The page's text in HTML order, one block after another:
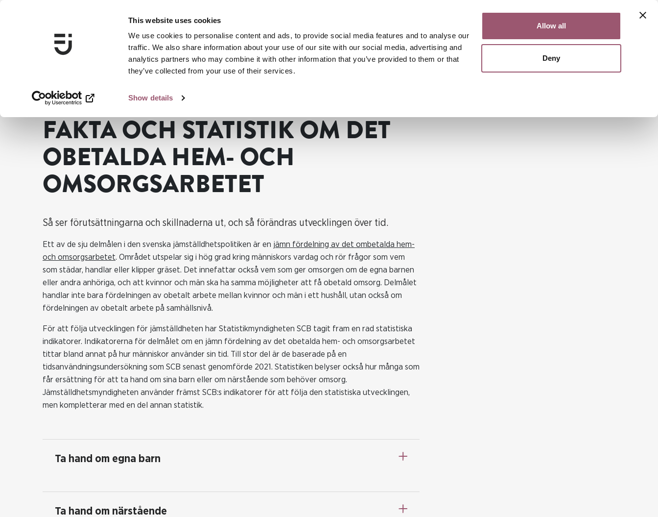
This website uses cookies
We use cookies to personalise content and ads, to provide social media features and to analyse our
traffic. We also share information about your use of our site with our social media, advertising and
analytics partners who may combine it with other information that you’ve provided to them or that
they’ve collected from your use of their services.
Show details
Allow all
DenySök
... Delmål 4: Jämn fördelning av det obetalda hem- och omsorgsarbetet
FAKTA OCH STATISTIK OM DET
OBETALDA HEM- OCH
OMSORGSARBETET
Så ser förutsättningarna och skillnaderna ut, och så förändras utvecklingen över tid.
Ett av de sju delmålen i den svenska jämställdhetspolitiken är en jämn fördelning av det ombetalda hem-
och omsorgsarbetet. Området utspelar sig i hög grad kring människors vardag och rör frågor som vem
som städar, handlar eller klipper gräset. Det innefattar också vem som ger omsorgen om de egna barnen
eller andra anhöriga, och att kvinnor och män ska ha samma möjligheter att få obetald omsorg. Delmålet
handlar inte bara fördelningen av obetalt arbete mellan kvinnor och män i ett hushåll, utan också om
fördelningen av obetalt arbete på samhällsnivå.
För att följa utvecklingen för jämställdheten har Statistikmyndigheten SCB tagit fram en rad statistiska
indikatorer. Indikatorerna för delmålet om en jämn fördelning av det obetalda hem- och omsorgsarbetet
tittar bland annat på hur människor använder sin tid. Till stor del är de baserade på en
tidsanvändningsundersökning som SCB senast genomförde 2021. Statistiken belyser också hur många som
får ersättning för att ta hand om sina barn eller om närstående som behöver omsorg.
Jämställdhetsmyndigheten använder främst SCB:s indikatorer för att följa den statistiska utvecklingen,
men kompletterar med en del annan statistik.
Ta hand om egna barn
Ta hand om närstående